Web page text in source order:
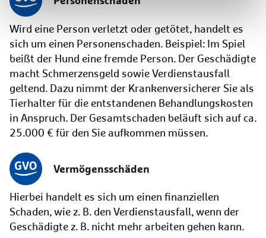
Wird eine Person verletzt oder getötet, handelt es
sich um einen Personenschaden. Beispiel: Im Spiel
beißt der Hund eine fremde Person. Der Geschädigte
macht Schmerzensgeld sowie Verdienstausfall
geltend. Dazu nimmt der Krankenversicherer Sie als
Tierhalter für die entstandenen Behandlungskosten
in Anspruch. Der Gesamtschaden beläuft sich auf ca.
25.000 € für den Sie aufkommen müssen.
Vermögensschäden
Hierbei handelt es sich um einen finanziellen
Schaden, wie z. B. den Verdienstausfall, wenn der
Geschädigte z. B. nicht mehr arbeiten gehen kann.